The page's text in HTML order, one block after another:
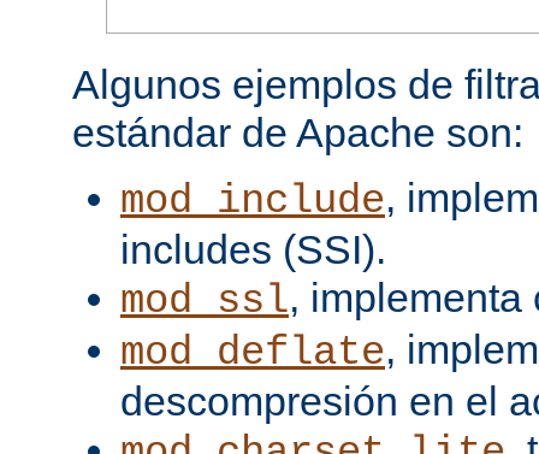
Algunos ejemplos de
estándar de Apache son:
mod_include,
includes (SSI).
mod_ssl, implementa
mod_deflate,
descompresión en el